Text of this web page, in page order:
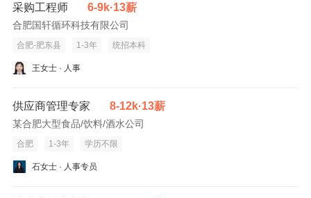
采购工程师 6-9k·13薪
合肥国轩循环科技有限公司
合肥-肥东县 1-3年 统招本科
王女士 · 人事
供应商管理专家 8-12k·13薪
某合肥大型食品/饮料/酒水公司
合肥 1-3年 学历不限
石女士 · 人事专员